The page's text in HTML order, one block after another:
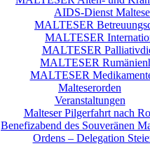
AIDS-Dienst
MALTESER
MALTESER
MALTESER
MALTESER
MALTESER
Malteserorden
Veranstaltungen
Malteser Pilgerfahrt nach
Benefizabend des Souveränen
Ordens – Delegation